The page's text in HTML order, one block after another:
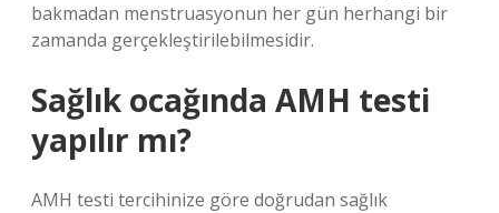
bakmadan menstruasyonun her gün herhangi bir
zamanda gerçekleştirilebilmesidir.
Sağlık ocağında AMH testi
yapılır mı?
AMH testi tercihinize göre doğrudan sağlık